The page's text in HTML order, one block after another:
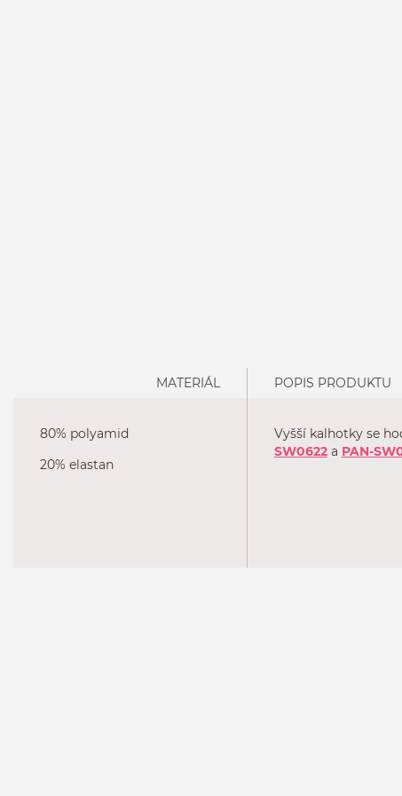
MATERIÁL
80% polyamid
20% elastan
POPIS PRODUKTU
Vyšší kalhotky se
SW0622a PAN-